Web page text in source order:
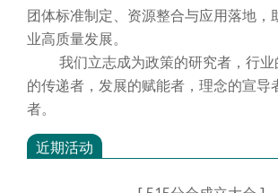
团体标准制定、资源整合与应用落地，
业高质量发展。
我们立志成为政策的研究者，行业
的传递者，发展的赋能者，理念的宣导
者。
近期活动